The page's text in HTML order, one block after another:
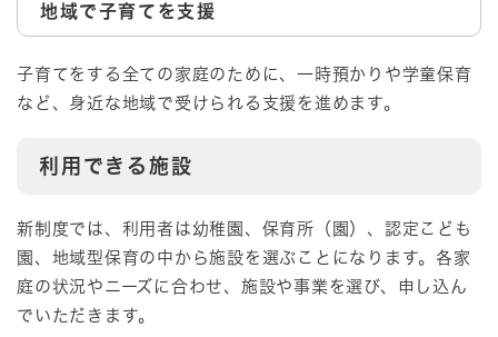
地域で子育てを支援
子育てをする全ての家庭のために、一時預かりや学童保育
など、身近な地域で受けられる支援を進めます。
利用できる施設
新制度では、利用者は幼稚園、保育所（園）、認定こども
園、地域型保育の中から施設を選ぶことになります。各家
庭の状況やニーズに合わせ、施設や事業を選び、申し込ん
でいただきます。